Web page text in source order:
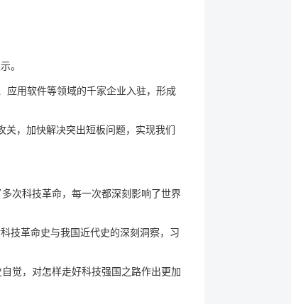
。
应用软件等领域的千家企业入驻，形成
，加快解决突出短板问题，实现我们
次科技革命，每一次都深刻影响了世界
技革命史与我国近代史的深刻洞察，习
觉，对怎样走好科技强国之路作出更加